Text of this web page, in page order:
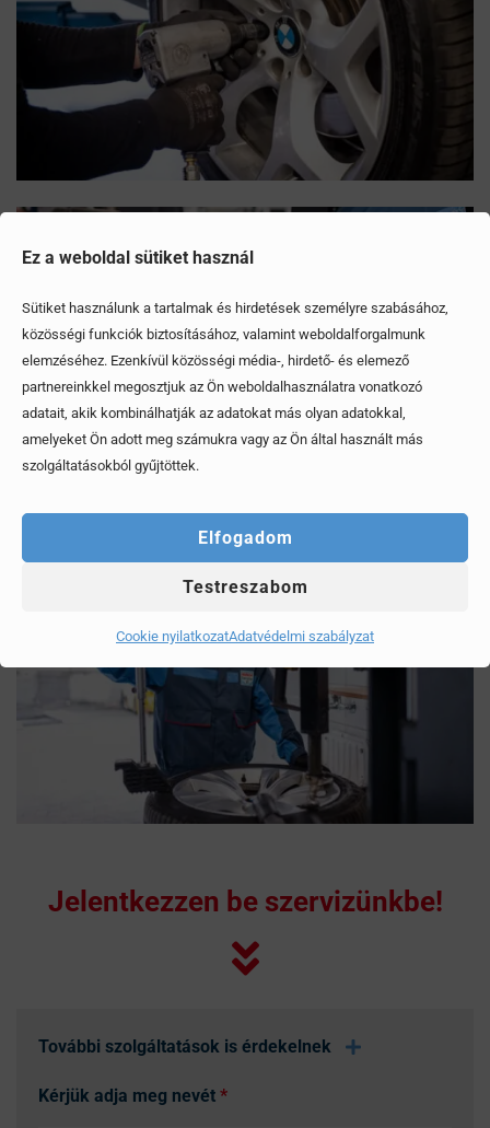
Ez a weboldal sütiket használ
Sütiket használunk a tartalmak és hirdetések személyre szabásához,
közösségi funkciók biztosításához, valamint weboldalforgalmunk
elemzéséhez. Ezenkívül közösségi média-, hirdető- és elemező
partnereinkkel megosztjuk az Ön weboldalhasználatra vonatkozó
adatait, akik kombinálhatják az adatokat más olyan adatokkal,
amelyeket Ön adott meg számukra vagy az Ön által használt más
szolgáltatásokból gyűjtöttek.
Elfogadom
Testreszabom
Cookie nyilatkozatAdatvédelmi szabályzat
Jelentkezzen be szervizünkbe!
További szolgáltatások is érdekelnek
Kérjük adja meg nevét *